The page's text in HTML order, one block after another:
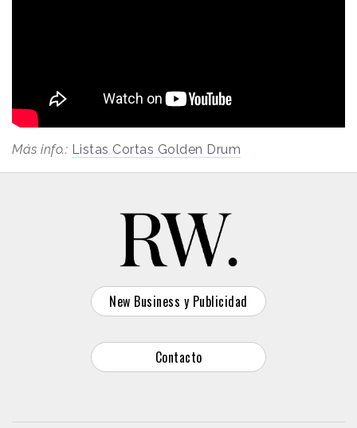
Más info.: Listas Cortas Golden Drum
New Business y Publicidad
Contacto